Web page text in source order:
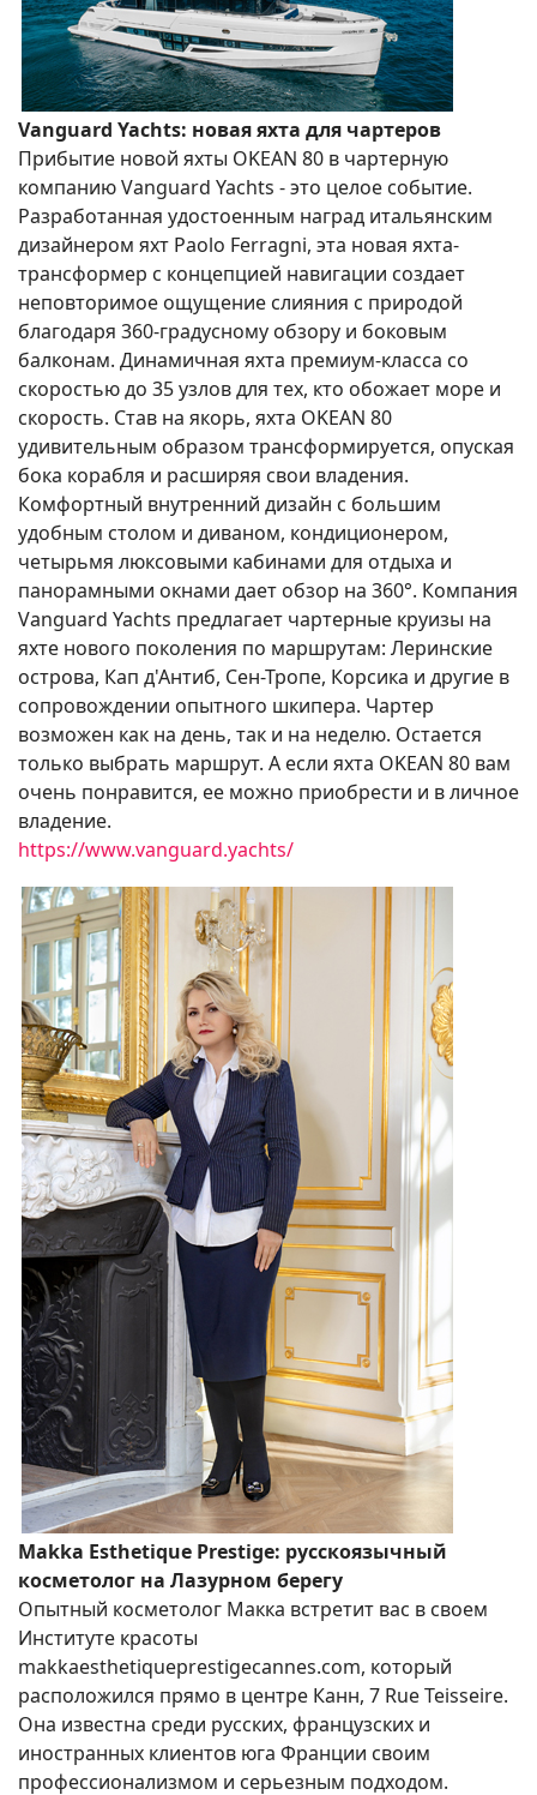
Vanguard Yachts: новая яхта для чартеров
Прибытие новой яхты OKEAN 80 в чартерную
компанию Vanguard Yachts - это целое событие.
Разработанная удостоенным наград итальянским
дизайнером яхт Paolo Ferragni, эта новая яхта-
трансформер с концепцией навигации создает
неповторимое ощущение слияния с природой
благодаря 360-градусному обзору и боковым
балконам. Динамичная яхта премиум-класса со
скоростью до 35 узлов для тех, кто обожает море и
скорость. Став на якорь, яхта OKEAN 80
удивительным образом трансформируется, опуская
бока корабля и расширяя свои владения.
Комфортный внутренний дизайн с большим
удобным столом и диваном, кондиционером,
четырьмя люксовыми кабинами для отдыха и
панорамными окнами дает обзор на 360°. Компания
Vanguard Yachts предлагает чартерные круизы на
яхте нового поколения по маршрутам: Леринские
острова, Кап д'Антиб, Сен-Тропе, Корсика и другие в
сопровождении опытного шкипера. Чартер
возможен как на день, так и на неделю. Остается
только выбрать маршрут. А если яхта OKEAN 80 вам
очень понравится, ее можно приобрести и в личное
владение.
https://www.vanguard.yachts/
Makka Esthetique Prestige: русскоязычный
косметолог на Лазурном берегу
Опытный косметолог Макка встретит вас в своем
Институте красоты
makkaesthetiqueprestigecannes.com, который
расположился прямо в центре Канн, 7 Rue Teisseire.
Она известна среди русских, французских и
иностранных клиентов юга Франции своим
профессионализмом и серьезным подходом.